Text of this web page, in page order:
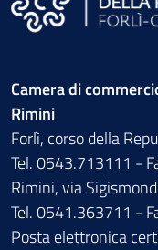
Camera di
Rimini
Forlì, corso della
Tel. 0543.713111 -
Rimini, via
Tel. 0541.363711 -
Posta elettronica